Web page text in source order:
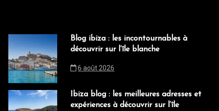
Blog ibiza : les incontournables à
découvrir sur l’île blanche
6 août 2026
Ibiza blog : les meilleures adresses et
expériences à découvrir sur l’île